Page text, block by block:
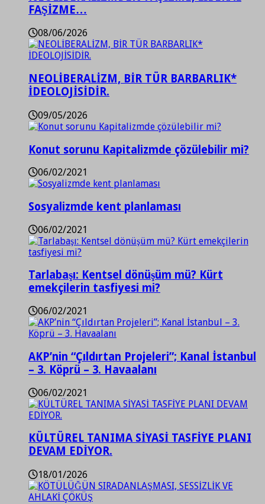
FAŞİZME…
08/06/2026
NEOLİBERALİZM, BİR TÜR BARBARLIK*
İDEOLOJİSİDİR.
09/05/2026
Konut sorunu Kapitalizmde çözülebilir mi?
06/02/2021
Sosyalizmde kent planlaması
06/02/2021
Tarlabaşı: Kentsel dönüşüm mü? Kürt
emekçilerin tasfiyesi mi?
06/02/2021
AKP’nin “Çıldırtan Projeleri”; Kanal İstanbul
– 3. Köprü – 3. Havaalanı
06/02/2021
KÜLTÜREL TANIMA SİYASİ TASFİYE PLANI
DEVAM EDİYOR.
18/01/2026